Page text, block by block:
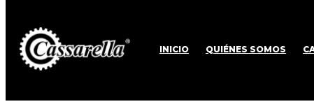
INICIO QUIÉNES SOMOS